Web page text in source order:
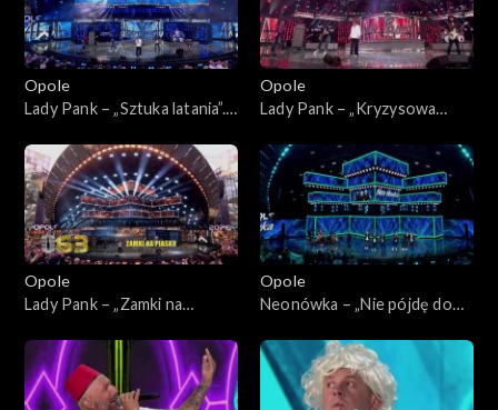
Opole
Lady Pank – „Sztuka latania”.
zespołu Lady Pank
Opole
Lady Pank – „Kryzysowa
Jubileusz 45-lecia zespołu
Lady Pank
Opole
Lady Pank – „Zamki na
45-lecia zespołu Lady Pank
Opole
Neonówka – „Nie pójdę do
kabaretu Neo-Nówka